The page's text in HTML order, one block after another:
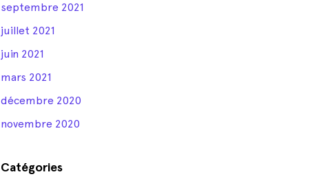
septembre 2021
juillet 2021
juin 2021
mars 2021
décembre 2020
novembre 2020
Catégories